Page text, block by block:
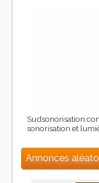
sonorisation et
Annonces